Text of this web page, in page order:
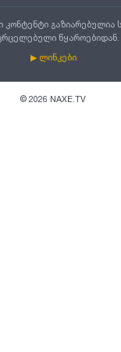
კონტენტი გაზიარებულია
წყაროებიდან.
▶ ლინკები
© 2026 NAXE.TV